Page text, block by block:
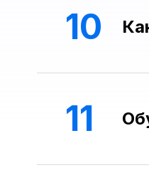
10
11